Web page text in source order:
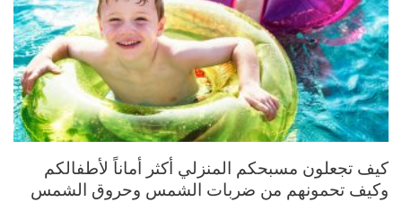
كيف تجعلون مسبحكم المنزلي أكثر أماناً لأطفالكم
وكيف تحمونهم من ضربات الشمس وحروق الشمس